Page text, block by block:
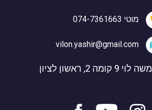
מוטי 074-7361663
vilon.yashir@gmail.com
משה לוי 9 קומה 2, ראשון לציון